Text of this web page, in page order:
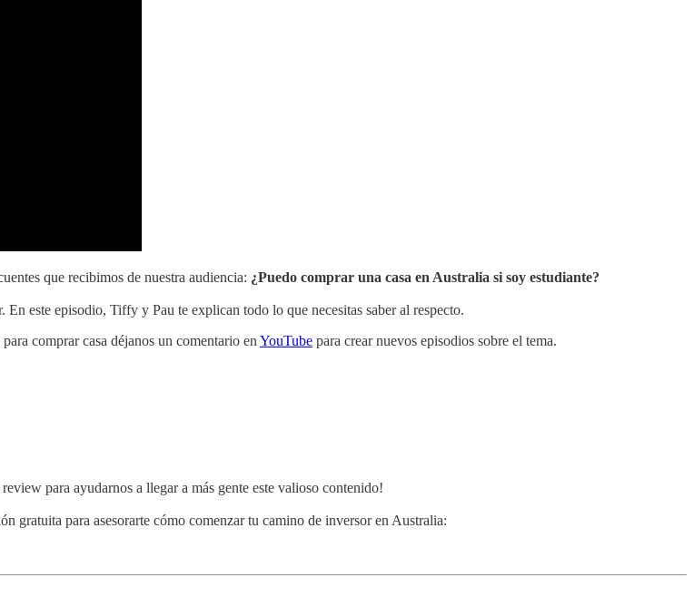
que recibimos de nuestra audiencia: ¿Puedo comprar una casa en Australia si soy estudiante?
este episodio, Tiffy y Pau te explican todo lo que necesitas saber al respecto.
comprar casa déjanos un comentario en YouTube para crear nuevos episodios sobre el tema.
para ayudarnos a llegar a más gente este valioso contenido!
gratuita para asesorarte cómo comenzar tu camino de inversor en Australia: